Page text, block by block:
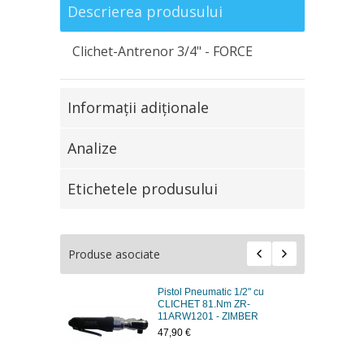
Descrierea produsului
Clichet-Antrenor 3/4" - FORCE
Informaţii adiţionale
Analize
Etichetele produsului
Produse asociate
Pistol Pneumatic 1/2" cu
CLICHET 81.Nm ZR-
11ARW1201 - ZIMBER
47,90 €